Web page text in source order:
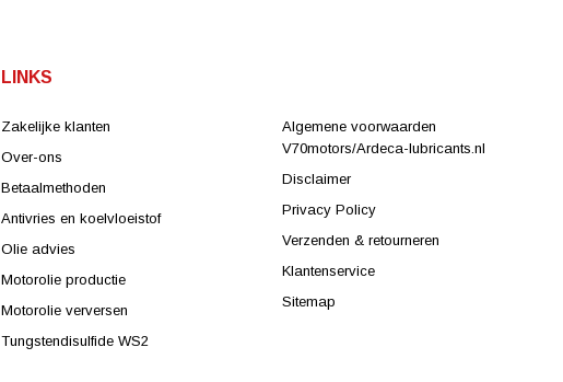
LINKS
Zakelijke klanten
Over-ons
Betaalmethoden
Antivries en koelvloeistof
Olie advies
Motorolie productie
Motorolie verversen
Tungstendisulfide WS2
Algemene voorwaarden
V70motors/Ardeca-lubricants.nl
Disclaimer
Privacy Policy
Verzenden & retourneren
Klantenservice
Sitemap